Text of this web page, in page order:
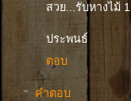
สวย...รับหางไม้
ประพนธ์
ตอบ
คำตอบ